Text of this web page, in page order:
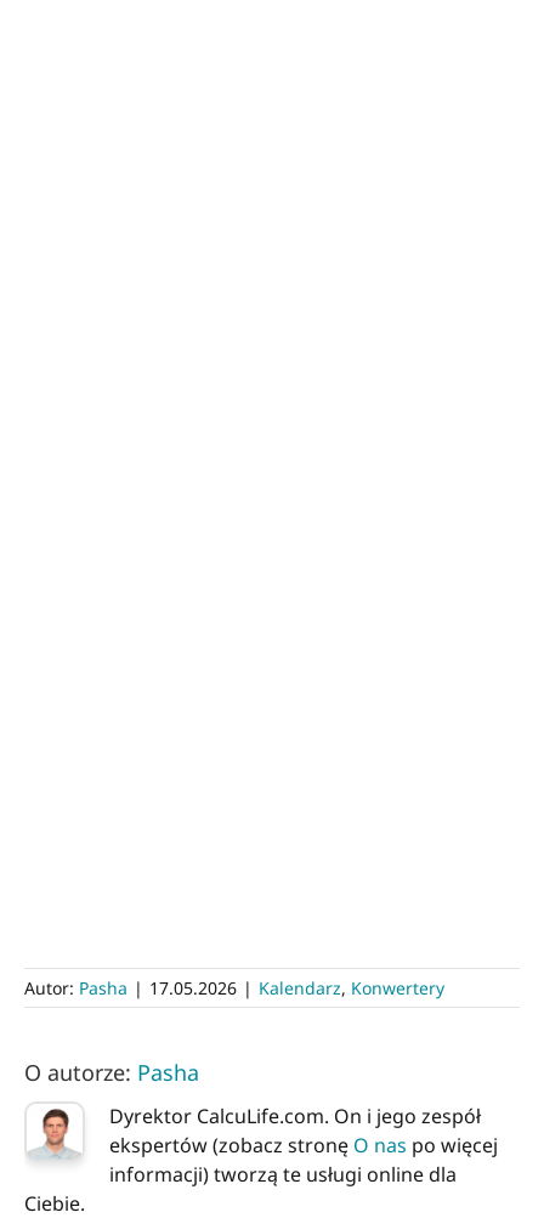
Autor: Pasha | 17.05.2026 | Kalendarz, Konwertery
O autorze: Pasha
Dyrektor CalcuLife.com. On i jego zespół
ekspertów (zobacz stronę O nas po więcej
informacji) tworzą te usługi online dla
Ciebie.